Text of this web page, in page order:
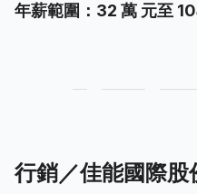
年薪範圍：32 萬 元至
行銷／佳能國際